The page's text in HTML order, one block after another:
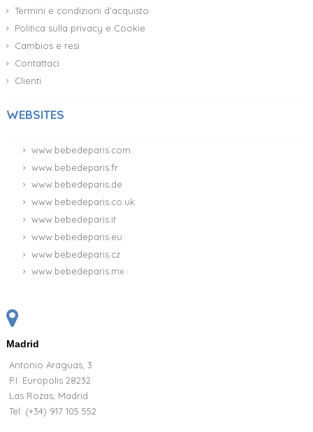
Termini e condizioni d’acquisto
Politica sulla privacy e Cookie
Cambios e resi
Contattaci
Clienti
WEBSITES
www.bebedeparis.com
www.bebedeparis.fr
www.bebedeparis.de
www.bebedeparis.co.uk
www.bebedeparis.it
www.bebedeparis.eu
www.bebedeparis.cz
www.bebedeparis.mx
Madrid
Antonio Araguas, 3
P.I. Europolis 28232
Las Rozas, Madrid
Tel: (+34) 917 105 552